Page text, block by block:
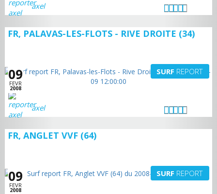
axel
FR, PALAVAS-LES-FLOTS - RIVE DROITE (34)
09
FEVR
2008
SURF REPORT
axel
FR, ANGLET VVF (64)
09
FEVR
2008
SURF REPORT